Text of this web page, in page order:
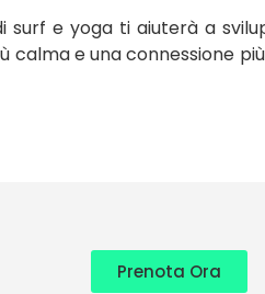
surf e yoga ti aiuterà a
calma e una connessione
Prenota Ora